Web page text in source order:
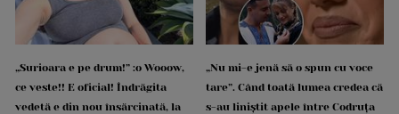
„Surioara e pe drum!” :o Wooow,
ce veste!! E oficial! Îndrăgita
vedetă e din nou însărcinată, la
„Nu mi-e jenă să o spun cu voce
tare”. Când toată lumea credea că
s-au liniștit apele între Codruța